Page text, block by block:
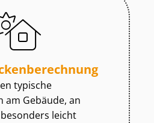
typische
am Gebäude, an
leicht